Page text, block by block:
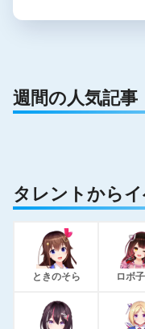
週間の人気記事
タレントから
ときのそら ロボ